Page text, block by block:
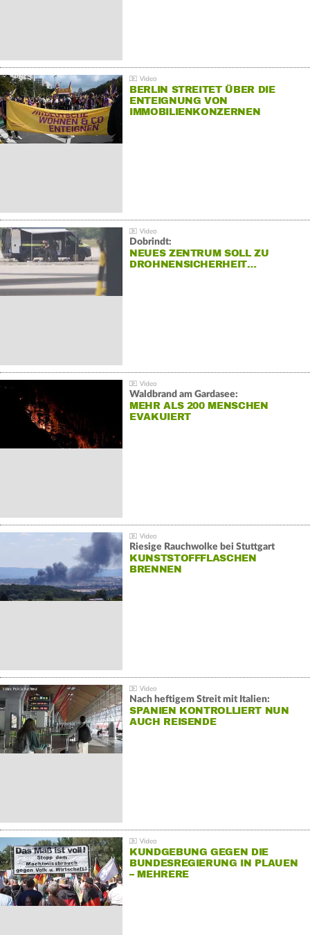
BERLIN STREITET ÜBER DIE
ENTEIGNUNG VON
IMMOBILIENKONZERNEN
Dobrindt:
NEUES ZENTRUM SOLL ZU
DROHNENSICHERHEIT…
Waldbrand am Gardasee:
MEHR ALS 200 MENSCHEN
EVAKUIERT
Riesige Rauchwolke bei Stuttgart
KUNSTSTOFFFLASCHEN
BRENNEN
Nach heftigem Streit mit Italien:
SPANIEN KONTROLLIERT NUN
AUCH REISENDE
KUNDGEBUNG GEGEN DIE
BUNDESREGIERUNG IN PLAUEN
– MEHRERE